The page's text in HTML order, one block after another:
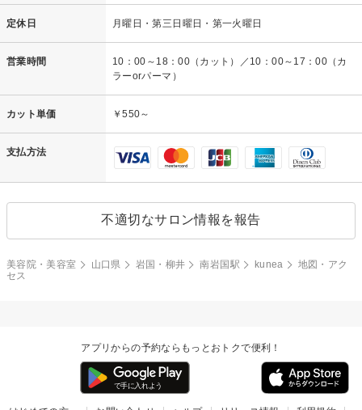
定休日 月曜日・第三日曜日・第一火曜日
営業時間
10：00～18：00（カット）／10：00～17：00（カ
ラーorパーマ）
カット単価 ￥550～
支払方法
不適切なサロン情報を報告
美容院・美容室 山口県 岩国・柳井 南岩国駅 kunea
地図・アク
セス
アプリからの予約ならもっとおトクで便利！